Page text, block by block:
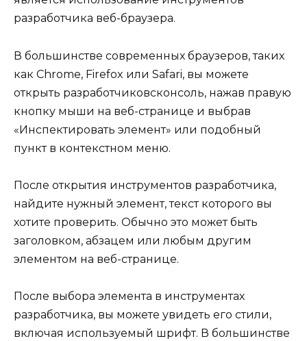
разработчика веб-браузера.
В большинстве современных браузеров, таких
как Chrome, Firefox или Safari, вы можете
открыть разработчиковсконсоль, нажав правую
кнопку мыши на веб-странице и выбрав
«Инспектировать элемент» или подобный
пункт в контекстном меню.
После открытия инструментов разработчика,
найдите нужный элемент, текст которого вы
хотите проверить. Обычно это может быть
заголовком, абзацем или любым другим
элементом на веб-странице.
После выбора элемента в инструментах
разработчика, вы можете увидеть его стили,
включая используемый шрифт. В большинстве